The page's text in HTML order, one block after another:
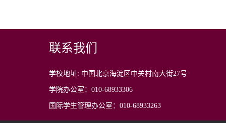
联系我们
学校地址: 中国北京海淀区中关村南大街27号
学院办公室：010-68933306
国际学生管理办公室：010-68933263